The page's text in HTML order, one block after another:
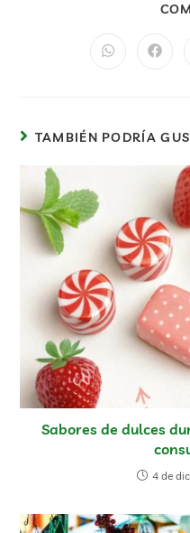
TAMBIÉN PODRÍA
Sabores de dulces
4 de